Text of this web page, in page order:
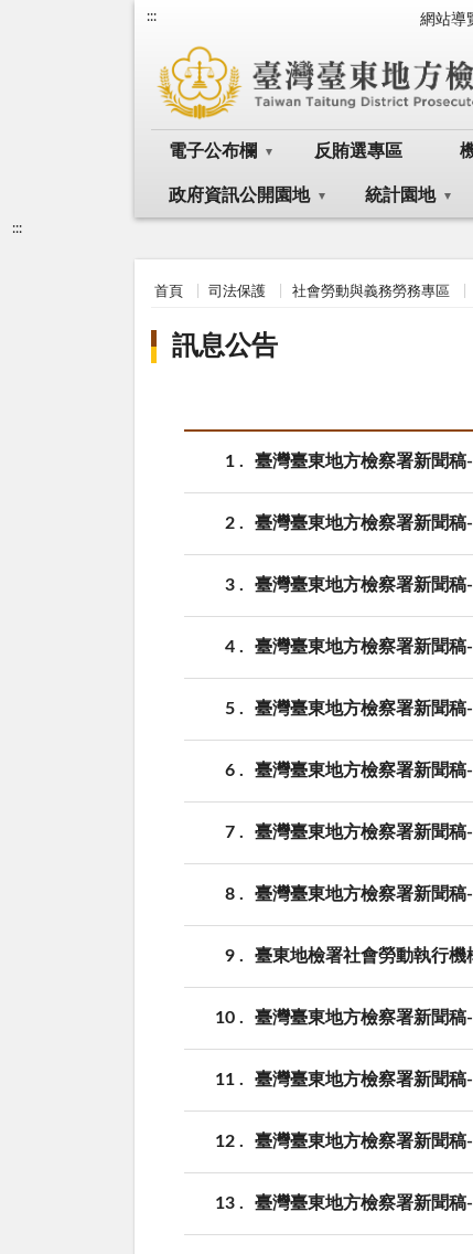
::: 網站導
電子公布欄 反賄選專區
政府資訊公開園地 統計園地
:::
首頁 司法保護 社會勞動與義務勞務專區
訊息公告
1 臺灣臺東地方檢察署新聞
2 臺灣臺東地方檢察署新聞稿
3 臺灣臺東地方檢察署新聞
4 臺灣臺東地方檢察署新聞
5 臺灣臺東地方檢察署新聞
6 臺灣臺東地方檢察署新聞
7 臺灣臺東地方檢察署新聞
8 臺灣臺東地方檢察署新聞
9 臺東地檢署社會勞動執行
10 臺灣臺東地方檢察署新聞
11 臺灣臺東地方檢察署新聞
12 臺灣臺東地方檢察署新聞
13 臺灣臺東地方檢察署新聞